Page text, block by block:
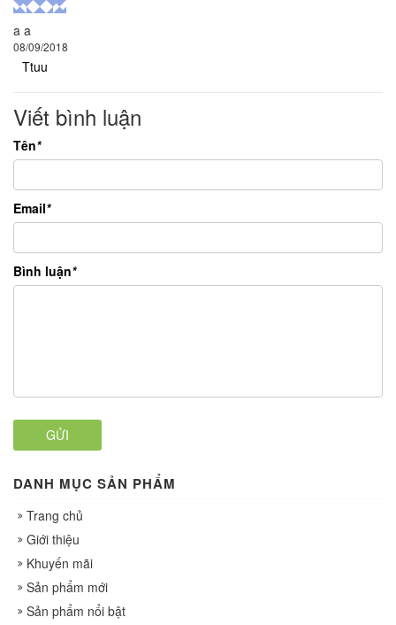
a a
08/09/2018
Ttuu
Viết bình luận
Tên*
Email*
Bình luận*
GỬI
DANH MỤC SẢN PHẨM
Trang chủ
Giới thiệu
Khuyến mãi
Sản phẩm mới
Sản phẩm nổi bật